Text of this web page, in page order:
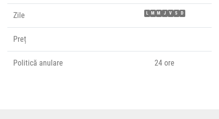
Zile L M M J V S D
Preț
Politică anulare 24 ore